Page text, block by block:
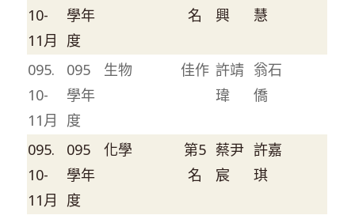
10-
11月
學年
度
名
興
慧
095.
10-
11月
095
學年
度
生物 佳作 許靖
瑋
翁石
僑
095.
10-
11月
095
學年
度
化學
第5
名
蔡尹
宸
許嘉
琪